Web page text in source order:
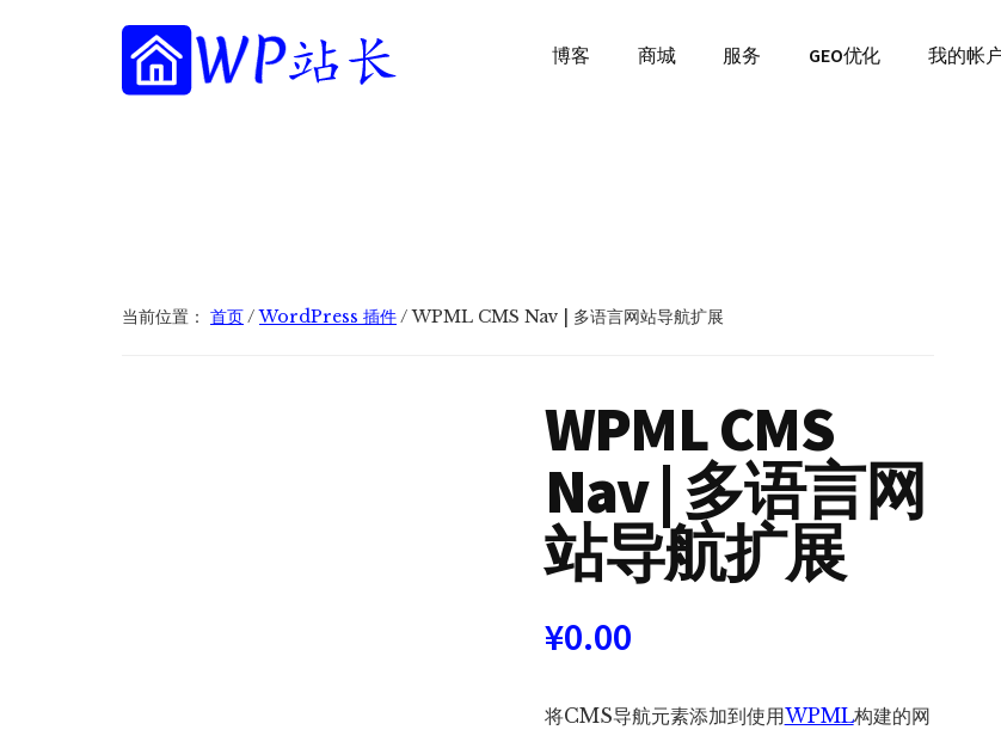
南
博客 商城 服务 GEO优化 我的帐
当前位置： 首页/ WordPress 插件/WPML CMS Nav | 多语言网站导航扩展
WPML CMS
Nav | 多语言网
站导航扩展
¥0.00
将CMS导航元素添加到使用WPML构建的网